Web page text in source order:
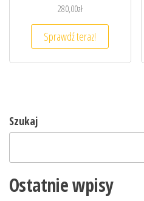
280,00zł
Sprawdź teraz!
Szukaj
Ostatnie wpisy